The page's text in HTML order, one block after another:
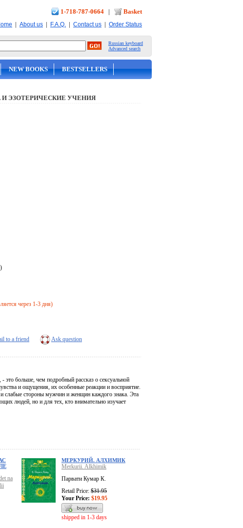
1-718-787-0664 | Basket
| About us | F.A.Q. | Contact us | Order Status
Russian keyboard
Advanced search
NEW BOOKS BESTSELLERS
И ЭЗОТЕРИЧЕСКИЕ УЧЕНИЯ
через 1-3 дня)
to a friend Ask question
это больше, чем подробный рассказ о сексуальной
и ощущения, их особенные реакции и восприятие.
и слабые стороны мужчин и женщин каждого знака. Эта
людей, но и для тех, кто внимательно изучает
na
МЕРКУРИЙ. АЛХИМИК
Merkurii. Alkhimik
Парвати Кумар К.
Retail Price: $31.95
Your Price: $19.95
shipped in 1-3 days